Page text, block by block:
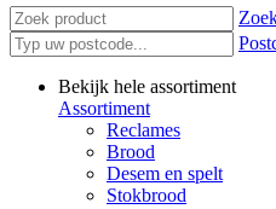
Bekijk hele assortiment
Assortiment
Reclames
Brood
Desem en spelt
Stokbrood